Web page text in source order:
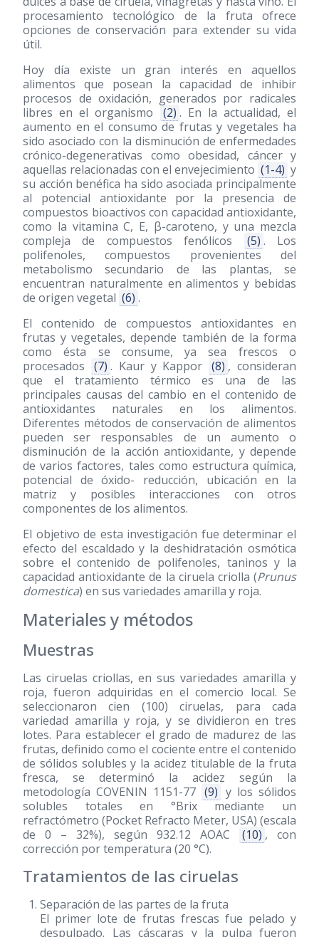
procesamiento tecnológico de la fruta ofrece
opciones de conservación para extender su vida
útil.
Hoy día existe un gran interés en aquellos
alimentos que posean la capacidad de inhibir
procesos de oxidación, generados por radicales
libres en el organismo
(2) . En la actualidad, el
aumento en el consumo de frutas y vegetales ha
sido asociado con la disminución de enfermedades
crónico-degenerativas como obesidad, cáncer y
aquellas relacionadas con el envejecimiento (1-4) y
su acción benéfica ha sido asociada principalmente
al potencial antioxidante por la presencia de
compuestos bioactivos con capacidad antioxidante,
como la vitamina C, E, β-caroteno, y una mezcla
compleja de compuestos fenólicos
(5) . Los
polifenoles, compuestos provenientes del
metabolismo secundario de las plantas, se
encuentran naturalmente en alimentos y bebidas
de origen vegetal (6) .
El contenido de compuestos antioxidantes en
frutas y vegetales, depende también de la forma
como ésta se consume, ya sea frescos o
procesados
(7) . Kaur y Kappor (8) , consideran
que el tratamiento térmico es una de las
principales causas del cambio en el contenido de
antioxidantes naturales en los alimentos.
Diferentes métodos de conservación de alimentos
pueden ser responsables de un aumento o
disminución de la acción antioxidante, y depende
de varios factores, tales como estructura química,
potencial de óxido- reducción, ubicación en la
matriz y posibles interacciones con otros
componentes de los alimentos.
El objetivo de esta investigación fue determinar el
efecto del escaldado y la deshidratación osmótica
sobre el contenido de polifenoles, taninos y la
capacidad antioxidante de la ciruela criolla (Prunus
domestica) en sus variedades amarilla y roja.
Materiales y métodos
Muestras
Las ciruelas criollas, en sus variedades amarilla y
roja, fueron adquiridas en el comercio local. Se
seleccionaron cien (100) ciruelas, para cada
variedad amarilla y roja, y se dividieron en tres
lotes. Para establecer el grado de madurez de las
frutas, definido como el cociente entre el contenido
de sólidos solubles y la acidez titulable de la fruta
fresca, se determinó la acidez según la
metodología COVENIN 1151-77 (9) y los sólidos
solubles totales en °Brix mediante un
refractómetro (Pocket Refracto Meter, USA) (escala
de 0 – 32%), según 932.12 AOAC
(10) , con
corrección por temperatura (20 °C).
Tratamientos de las ciruelas
Separación de las partes de la fruta
El primer lote de frutas frescas fue pelado y
despulpado. Las cáscaras y la pulpa fueron